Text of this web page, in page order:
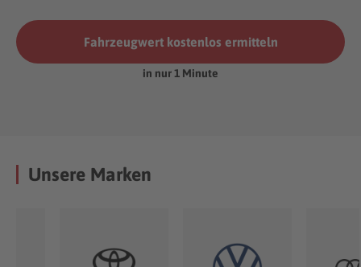
Fahrzeugwert kostenlos ermitteln
in nur 1 Minute
Unsere Marken